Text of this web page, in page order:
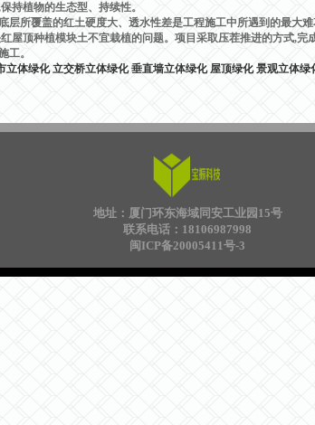
持植物的生态型、持续性。
所覆盖的红土硬度大、透水性差是工程施工中所遇到的最大难
屋顶种植模块土不宜栽植的问题。项目采取压茬推进的方式,完
工。
立体绿化 立交桥立体绿化 垂直墙立体绿化 屋顶绿化 景观立体绿
地址：厦门环东海域同安工业园15号
联系电话：18106987998
闽ICP备20005411号-3